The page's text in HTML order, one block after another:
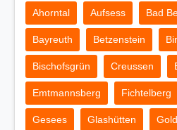
Ahorntal Aufsess Bad
Bayreuth Betzenstein
Bischofsgrün Creussen
Emtmannsberg Fichtelberg
Gesees Glashütten